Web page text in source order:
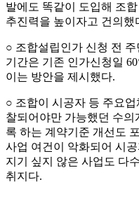
발에도 똑같이 도입해 조
추진력을 높이자고 건의했
○ 조합설립인가 신청 전
기간은 기존 인가신청일
이는 방안을 제시했다.
○ 조합이 시공자 등 주요
찰되어야만 가능했던 수의
록 하는 계약기준 개선도
사업 여건이 악화되어 시
지기 싶지 않은 사업도 다
취지다.